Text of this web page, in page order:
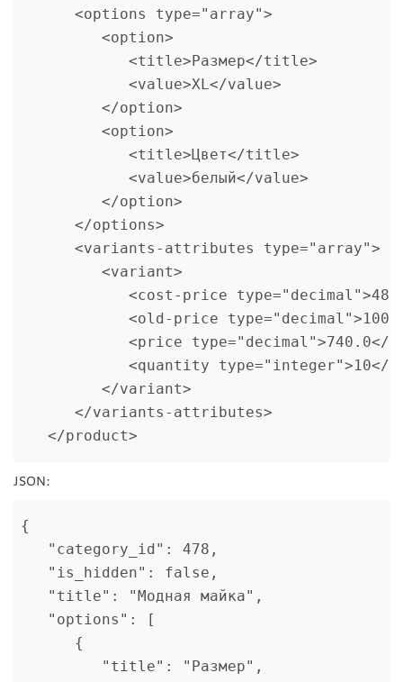
      <options type="array">
         <option>
            <title>Размер</title>
            <value>XL</value>
         </option>
         <option>
            <title>Цвет</title>
            <value>белый</value>
         </option>
      </options>
      <variants-attributes type="array">
         <variant>
<cost-price
<old-price
<price type="decimal">740.0</
<quantity type="integer">10</
         </variant>
      </variants-attributes>
   </product>
JSON:
{
   "category_id": 478,
   "is_hidden": false,
   "title": "Модная майка",
   "options": [
      {
         "title": "Размер",